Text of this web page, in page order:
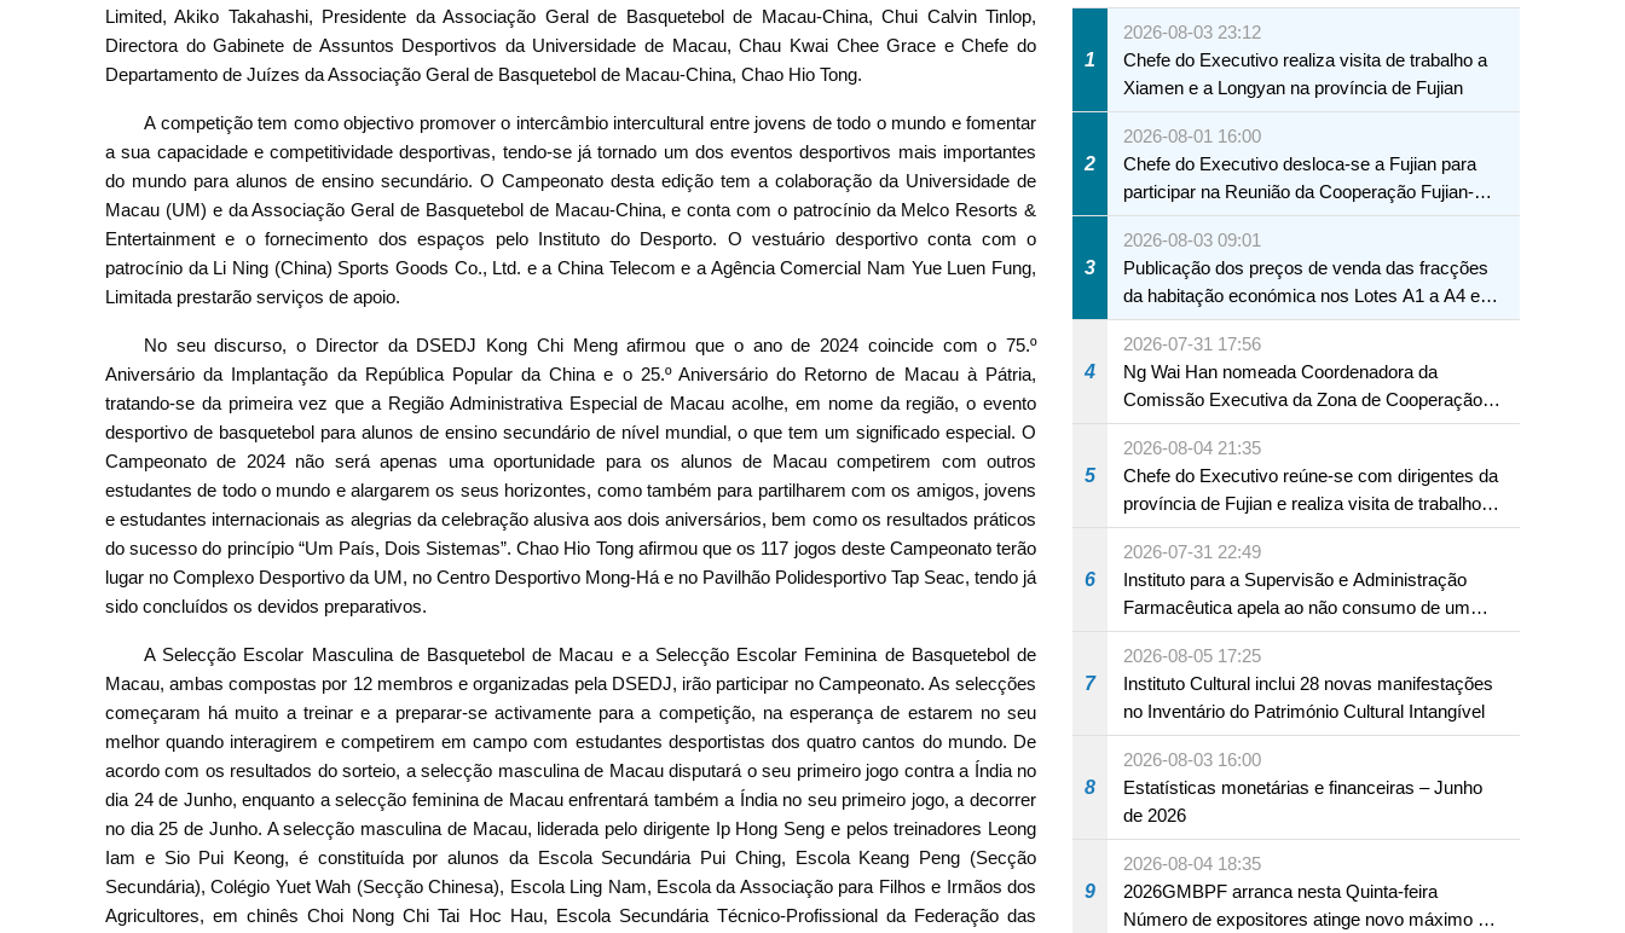
Limited, Akiko Takahashi, Presidente da Associação Geral de Basquetebol de Macau-China, Chui Calvin Tinlop,
Directora do Gabinete de Assuntos Desportivos da Universidade de Macau, Chau Kwai Chee Grace e Chefe do
Departamento de Juízes da Associação Geral de Basquetebol de Macau-China, Chao Hio Tong.
A competição tem como objectivo promover o intercâmbio intercultural entre jovens de todo o mundo e fomentar
a sua capacidade e competitividade desportivas, tendo-se já tornado um dos eventos desportivos mais importantes
do mundo para alunos de ensino secundário. O Campeonato desta edição tem a colaboração da Universidade de
Macau (UM) e da Associação Geral de Basquetebol de Macau-China, e conta com o patrocínio da Melco Resorts &
Entertainment e o fornecimento dos espaços pelo Instituto do Desporto. O vestuário desportivo conta com o
patrocínio da Li Ning (China) Sports Goods Co., Ltd. e a China Telecom e a Agência Comercial Nam Yue Luen Fung,
Limitada prestarão serviços de apoio.
No seu discurso, o Director da DSEDJ Kong Chi Meng afirmou que o ano de 2024 coincide com o 75.º
Aniversário da Implantação da República Popular da China e o 25.º Aniversário do Retorno de Macau à Pátria,
tratando-se da primeira vez que a Região Administrativa Especial de Macau acolhe, em nome da região, o evento
desportivo de basquetebol para alunos de ensino secundário de nível mundial, o que tem um significado especial. O
Campeonato de 2024 não será apenas uma oportunidade para os alunos de Macau competirem com outros
estudantes de todo o mundo e alargarem os seus horizontes, como também para partilharem com os amigos, jovens
e estudantes internacionais as alegrias da celebração alusiva aos dois aniversários, bem como os resultados práticos
do sucesso do princípio “Um País, Dois Sistemas”. Chao Hio Tong afirmou que os 117 jogos deste Campeonato terão
lugar no Complexo Desportivo da UM, no Centro Desportivo Mong-Há e no Pavilhão Polidesportivo Tap Seac, tendo já
sido concluídos os devidos preparativos.
A Selecção Escolar Masculina de Basquetebol de Macau e a Selecção Escolar Feminina de Basquetebol de
Macau, ambas compostas por 12 membros e organizadas pela DSEDJ, irão participar no Campeonato. As selecções
começaram há muito a treinar e a preparar-se activamente para a competição, na esperança de estarem no seu
melhor quando interagirem e competirem em campo com estudantes desportistas dos quatro cantos do mundo. De
acordo com os resultados do sorteio, a selecção masculina de Macau disputará o seu primeiro jogo contra a Índia no
dia 24 de Junho, enquanto a selecção feminina de Macau enfrentará também a Índia no seu primeiro jogo, a decorrer
no dia 25 de Junho. A selecção masculina de Macau, liderada pelo dirigente Ip Hong Seng e pelos treinadores Leong
Iam e Sio Pui Keong, é constituída por alunos da Escola Secundária Pui Ching, Escola Keang Peng (Secção
Secundária), Colégio Yuet Wah (Secção Chinesa), Escola Ling Nam, Escola da Associação para Filhos e Irmãos dos
Agricultores, em chinês Choi Nong Chi Tai Hoc Hau, Escola Secundária Técnico-Profissional da Federação das
1
2026-08-03 23:12
Chefe do Executivo realiza visita de trabalho a
Xiamen e a Longyan na província de Fujian
2
2026-08-01 16:00
Chefe do Executivo desloca-se a Fujian para
participar na Reunião da Cooperação Fujian-
Macau
3
2026-08-03 09:01
Publicação dos preços de venda das fracções
da habitação económica nos Lotes A1 a A4 e
A12 da Zona A dos Novos Aterros
4
2026-07-31 17:56
Ng Wai Han nomeada Coordenadora da
Comissão Executiva da Zona de Cooperação
Aprofundada entre Guangdong e Macau em
Hengqin
5
2026-08-04 21:35
Chefe do Executivo reúne-se com dirigentes da
província de Fujian e realiza visita de trabalho
em Fuzhou
6
2026-07-31 22:49
Instituto para a Supervisão e Administração
Farmacêutica apela ao não consumo de um
produto com substâncias medicamentosas
ocidentais
7
2026-08-05 17:25
Instituto Cultural inclui 28 novas manifestações
no Inventário do Património Cultural Intangível
8
2026-08-03 16:00
Estatísticas monetárias e financeiras – Junho
de 2026
9
2026-08-04 18:35
2026GMBPF arranca nesta Quinta-feira
Número de expositores atinge novo máximo em